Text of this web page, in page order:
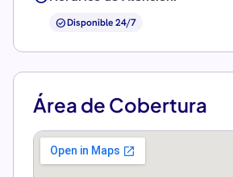
check_circleDisponible 24/7
Área de Cobertura